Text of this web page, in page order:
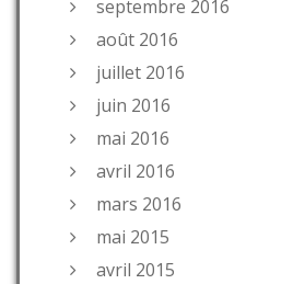
septembre 2016
août 2016
juillet 2016
juin 2016
mai 2016
avril 2016
mars 2016
mai 2015
avril 2015